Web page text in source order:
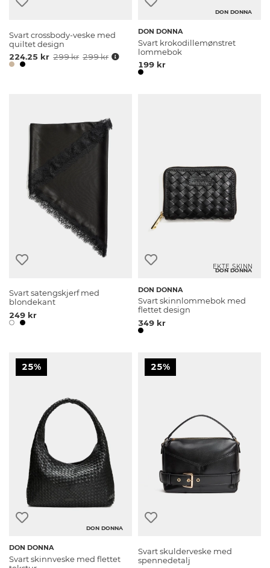
Svart crossbody-veske med
quiltet design
224.25 kr 299 kr 299 kr
DON DONNA
DON DONNA
Svart krokodillemønstret
lommebok
199 kr
Svart satengskjerf med
blondekant
249 kr
DON DONNA
EKTE SKINN
DON DONNA
Svart skinnlommebok med
flettet design
349 kr
25%
DON DONNA
DON DONNA
Svart skinnveske med flettet
25%
Svart skulderveske med
spennedetalj